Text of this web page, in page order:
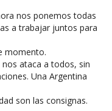
nos ponemos todas
a trabajar juntos para
momento.
ataca a todos, sin
Una Argentina
son las consignas.